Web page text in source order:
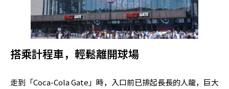
搭乘計程車，輕鬆離開球場
走到「Coca-Cola Gate」時，入口前已排起長長的人龍，巨大